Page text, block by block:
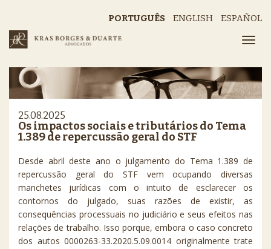
PORTUGUÊS ENGLISH ESPAÑOL
25.08.2025
Os impactos sociais e tributários do Tema
1.389 de repercussão geral do STF
Desde abril deste ano o julgamento do Tema 1.389 de
repercussão geral do STF vem ocupando diversas
manchetes jurídicas com o intuito de esclarecer os
contornos do julgado, suas razões de existir, as
consequências processuais no judiciário e seus efeitos nas
relações de trabalho. Isso porque, embora o caso concreto
dos autos 0000263-33.2020.5.09.0014 originalmente trate